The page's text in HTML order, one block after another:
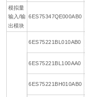
模拟量
输入/输
出模块
6ES75347QE000AB0
6ES75221BL010AB0
6ES75221BL100AA0
6ES75221BH010AB0